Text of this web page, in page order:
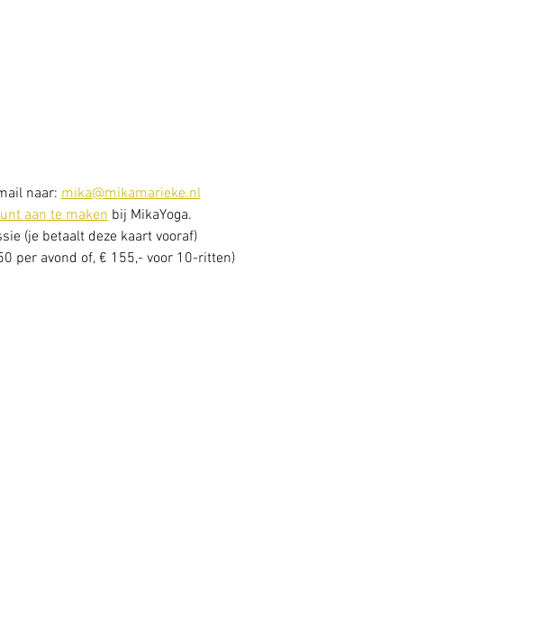
naar: mika@mikamarieke.nl
aan te maken bij MikaYoga.
(je betaalt deze kaart vooraf)
per avond of, € 155,- voor 10-ritten)